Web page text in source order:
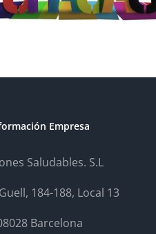
Empresa
Saludables. S.L
184-188, Local 13
Barcelona